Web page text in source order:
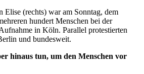
Elise (rechts) war am Sonntag, dem
hundert Menschen bei der
in Köln. Parallel protestierten
und bundesweit.
hinaus tun, um den Menschen vor